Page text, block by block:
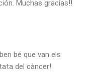
Muchas gracias!!
bé que van els
del càncer!